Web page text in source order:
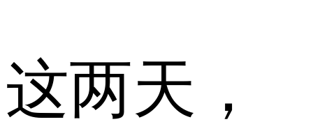
这两天，